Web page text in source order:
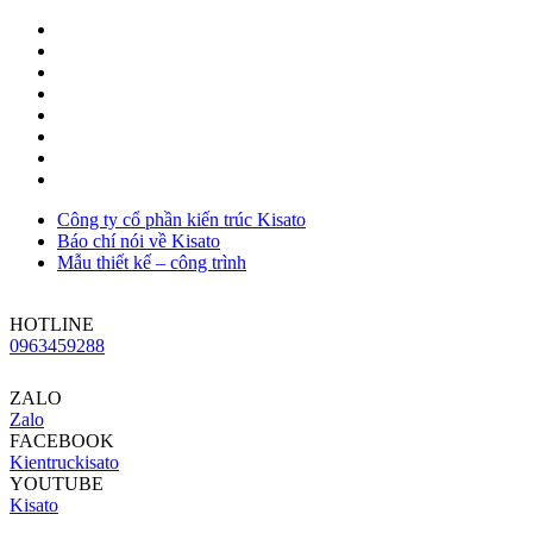
Công ty cổ phần kiến trúc Kisato
Báo chí nói về Kisato
Mẫu thiết kế – công trình
HOTLINE
0963459288
ZALO
Zalo
FACEBOOK
Kientruckisato
YOUTUBE
Kisato